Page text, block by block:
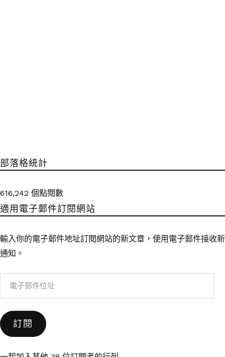
部落格統計
616,242 個點閱數
適用電子郵件訂閱網站
輸入你的電子郵件地址訂閱網站的新文章，使用電子郵件接收新
通知。
件
位
訂閱